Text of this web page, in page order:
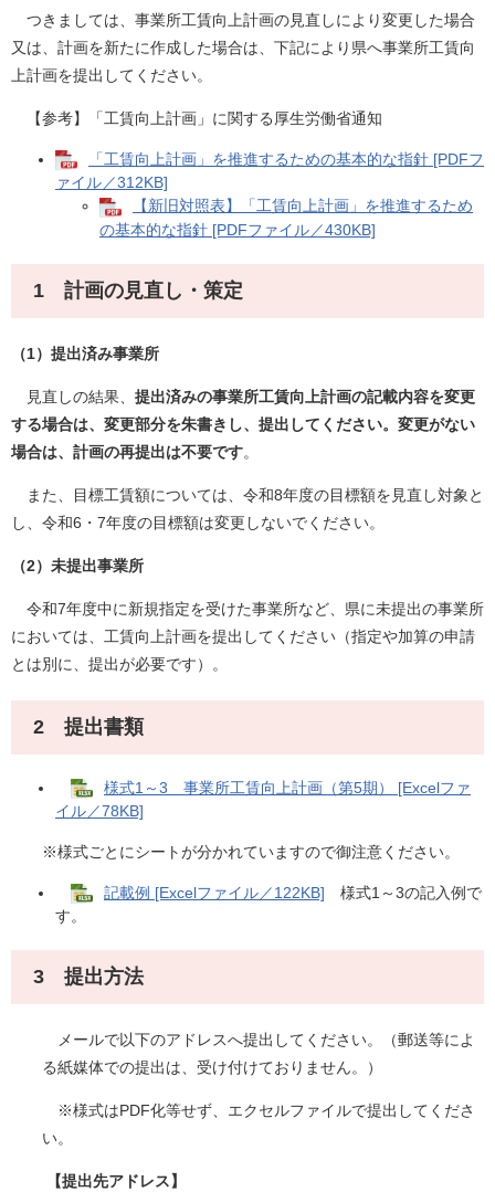
つきましては、事業所工賃向上計画の見直しにより変更した場合
又は、計画を新たに作成した場合は、下記により県へ事業所工賃向
上計画を提出してください。
【参考】「工賃向上計画」に関する厚生労働省通知
「工賃向上計画」を推進するための基本的な指針 [PDFフ
ァイル／312KB]
【新旧対照表】「工賃向上計画」を推進するため
の基本的な指針 [PDFファイル／430KB]
1 計画の見直し・策定
（1）提出済み事業所
見直しの結果、 提出済みの事業所工賃向上計画の記載内容を変更
する場合は、変更部分を朱書きし、提出してください。変更がない
場合は、計画の再提出は不要です。
また、目標工賃額については、令和8年度の目標額を見直し対象と
し、令和6・7年度の目標額は変更しないでください。
（2）未提出事業所
令和7年度中に新規指定を受けた事業所など、県に未提出の事業所
においては、工賃向上計画を提出してください（指定や加算の申請
とは別に、提出が必要です）。
2 提出書類
様式1～3 事業所工賃向上計画（第5期） [Excelファ
イル／78KB]
※様式ごとにシートが分かれていますので御注意ください。
記載例 [Excelファイル／122KB] 様式1～3の記入例で
す。
3 提出方法
メールで以下のアドレスへ提出してください。（郵送等によ
る紙媒体での提出は、受け付けておりません。）
※様式はPDF化等せず、エクセルファイルで提出してくださ
い。
【提出先アドレス】